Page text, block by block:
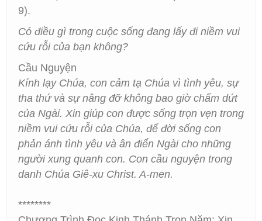
9).
Có điều gì trong cuộc sống đang lấy đi niềm vui
cứu rỗi của bạn không?
Cầu Nguyện
Kính lạy Chúa, con cảm tạ Chúa vì tình yêu, sự
tha thứ và sự nâng đỡ không bao giờ chấm dứt
của Ngài. Xin giúp con được sống trọn vẹn trong
niềm vui cứu rỗi của Chúa, để đời sống con
phản ánh tình yêu và ân điển Ngài cho những
người xung quanh con. Con cầu nguyện trong
danh Chúa Giê-xu Christ. A-men.
********